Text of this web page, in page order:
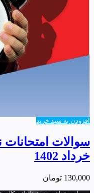
افزودن به سبد خرید
سوالات
خرداد 1402
130,000 تومان